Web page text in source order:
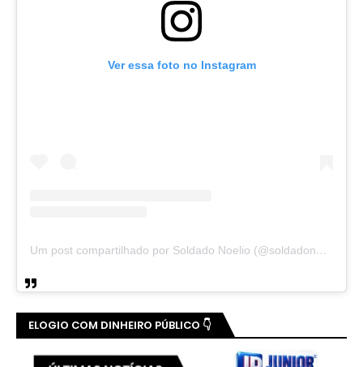
Ver essa foto no Instagram
Um post compartilhado por Soldado Noelio (@soldadonoelio)
ELOGIO COM DINHEIRO PÚBLICO 👇